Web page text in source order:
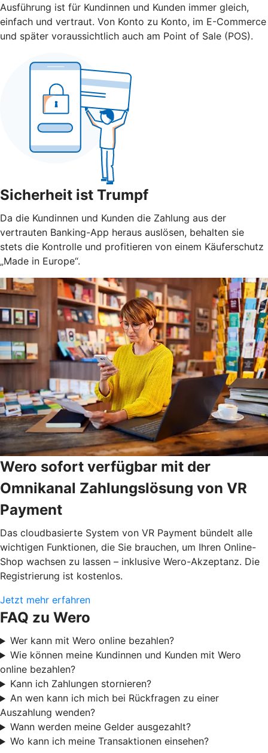
Ausführung ist für Kundinnen und Kunden immer gleich,
einfach und vertraut. Von Konto zu Konto, im E-Commerce
und später voraussichtlich auch am Point of Sale (POS).
Sicherheit ist Trumpf
Da die Kundinnen und Kunden die Zahlung aus der
vertrauten Banking-App heraus auslösen, behalten sie
stets die Kontrolle und profitieren von einem Käuferschutz
„Made in Europe“.
Wero sofort verfügbar mit der
Omnikanal Zahlungslösung von VR
Payment
Das cloudbasierte System von VR Payment bündelt alle
wichtigen Funktionen, die Sie brauchen, um Ihren Online-
Shop wachsen zu lassen – inklusive Wero-Akzeptanz. Die
Registrierung ist kostenlos.
Jetzt mehr erfahren
FAQ zu Wero
Wer kann mit Wero online bezahlen?
Wie können meine Kundinnen und Kunden mit Wero
online bezahlen?
Kann ich Zahlungen stornieren?
An wen kann ich mich bei Rückfragen zu einer
Auszahlung wenden?
Wann werden meine Gelder ausgezahlt?
Wo kann ich meine Transaktionen einsehen?